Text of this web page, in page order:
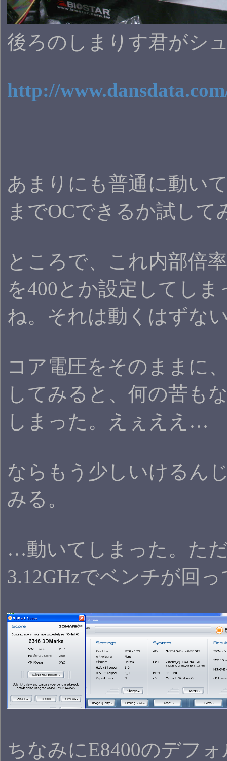
後ろのしまりす君がシ
http://
あまりにも普通に動い
までOCできるか試して
ところで、これ内部倍
を400とか設定してし
ね。それは動くはずな
コア電圧をそのままに
してみると、何の苦も
しまった。えぇええ…
ならもう少しいけるん
みる。
…動いてしまった。た
3.12GHzでベンチが回
ちなみにE8400のデフ